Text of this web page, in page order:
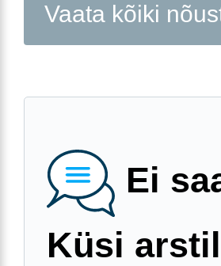
Vaata kõiki
Ei
Küsi